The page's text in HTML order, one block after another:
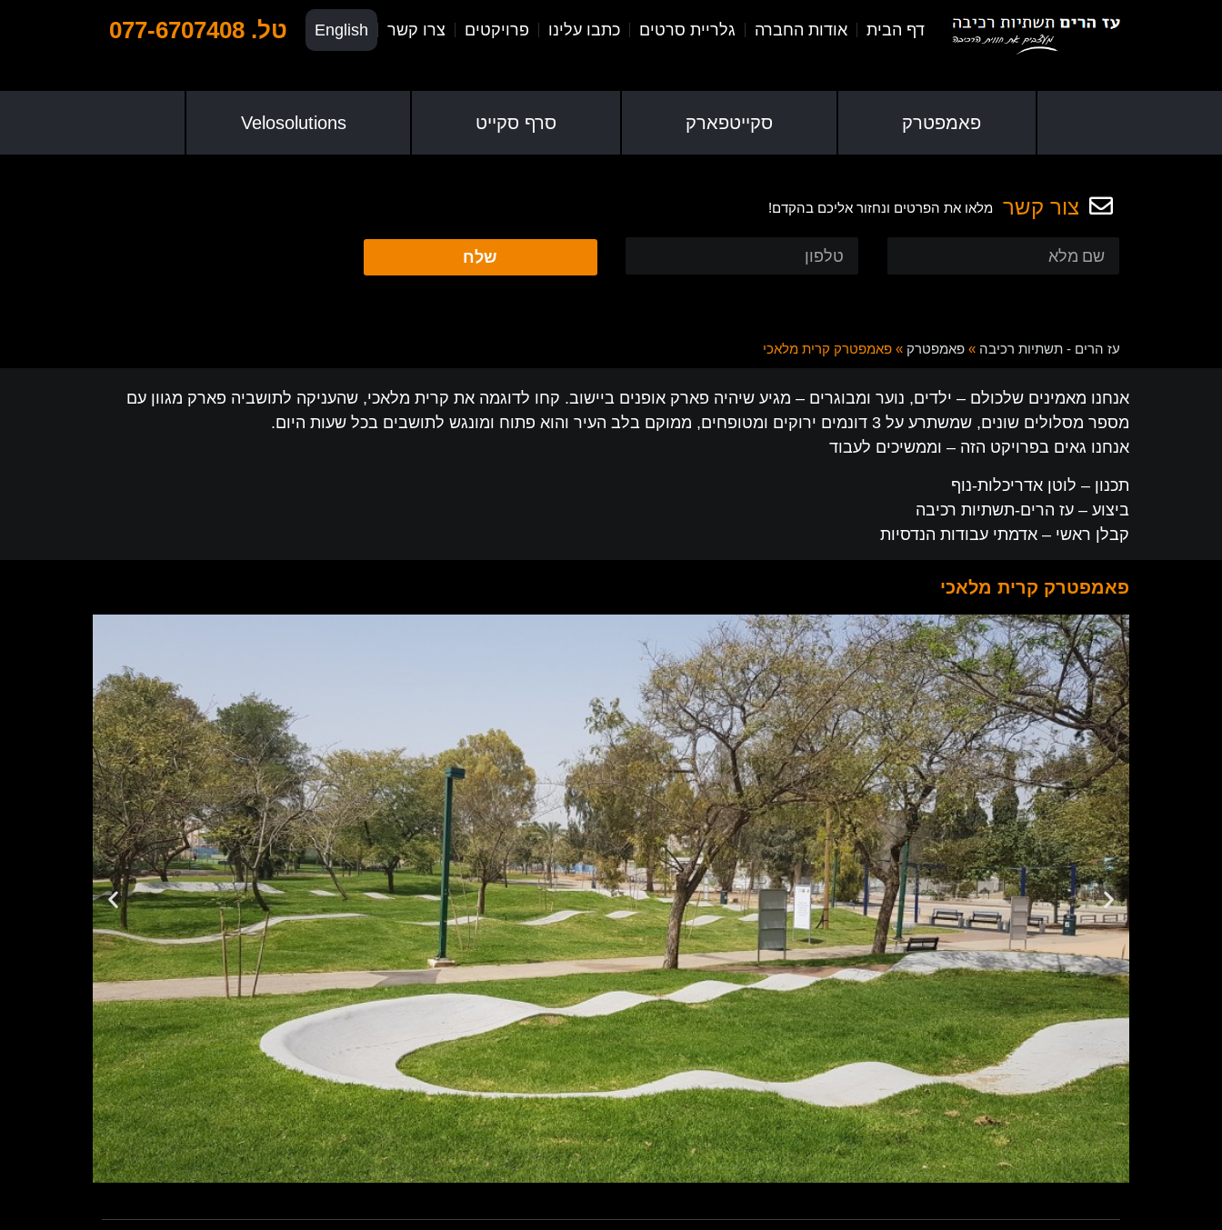
דף הבית אודות החברה גלריית סרטים כתבו עלינו פרויקטים צרו קשר English טל. 077-6707408
פאמפטרק סקייטפארק סרף סקייט Velosolutions
צור קשר מלאו את הפרטים ונחזור אליכם בהקדם!
שלח
עז הרים - תשתיות רכיבה » פאמפטרק » פאמפטרק קרית מלאכי
אנחנו מאמינים שלכולם – ילדים, נוער ומבוגרים – מגיע שיהיה פארק אופנים ביישוב. קחו לדוגמה את קרית מלאכי, שהעניקה לתושביה פארק מגוון עם
מספר מסלולים שונים, שמשתרע על 3 דונמים ירוקים ומטופחים, ממוקם בלב העיר והוא פתוח ומונגש לתושבים בכל שעות היום.
אנחנו גאים בפרויקט הזה – וממשיכים לעבוד
תכנון – לוטן אדריכלות-נוף
ביצוע – עז הרים-תשתיות רכיבה
קבלן ראשי – אדמתי עבודות הנדסיות
פאמפטרק קרית מלאכי